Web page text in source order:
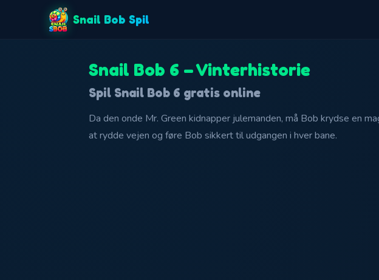
Snail Bob Spil
Snail Bob 6 – Vinterhistorie
Spil Snail Bob 6 gratis online
Da den onde Mr. Green kidnapper julemanden, må Bob krydse en
at rydde vejen og føre Bob sikkert til udgangen i hver bane.